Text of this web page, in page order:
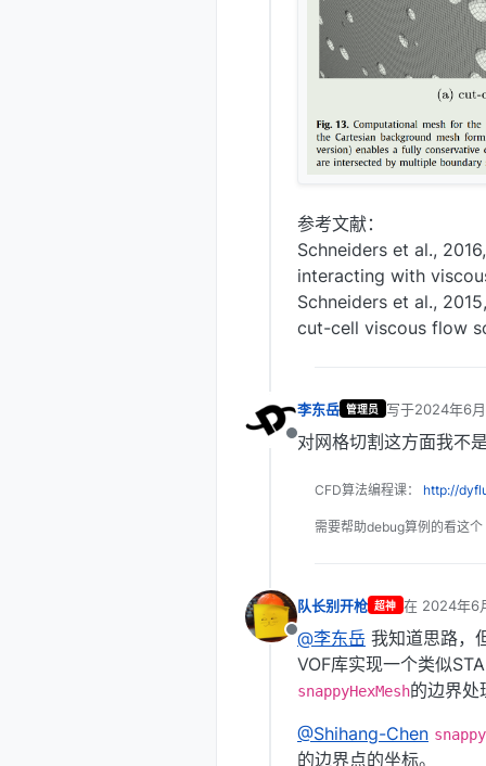
参考文献：
Schneiders et al.,
interacting with
Schneiders et al.,
cut-cell viscous flow
离线
李东岳 管理员 写于2024年6
最后由 编辑
对网格切割这方面我不
CFD算法编程课： http://
需要帮助debug算例的看这个
离线
队长别开枪 超神 在 2024年6
最后由 编辑
@李东岳 我知道思路，
VOF库实现一个类似
snappyHexMesh的边界处
@Shihang-Chen
的边界点的坐标。